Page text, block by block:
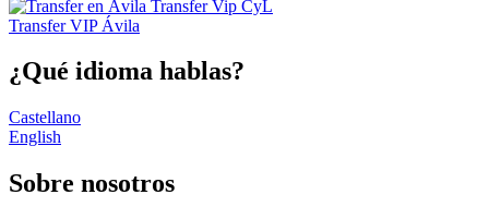
Transfer VIP Ávila
¿Qué idioma hablas?
Castellano
English
Sobre nosotros